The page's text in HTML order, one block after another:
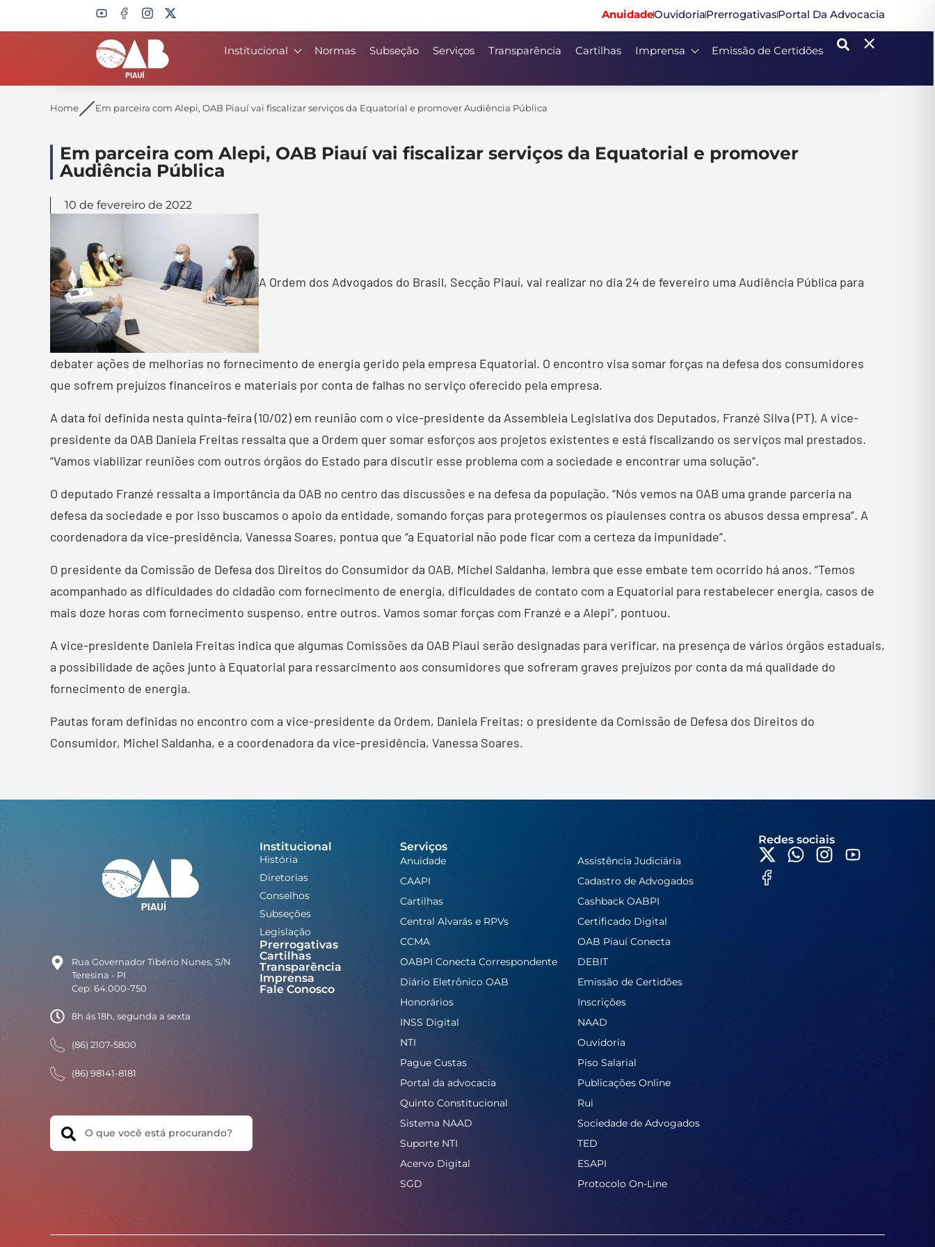
AnuidadeOuvidoriaPrerrogativasPortal Da Advocacia
Institucional Normas Subseção Serviços Transparência Cartilhas Imprensa Emissão de Certidões
Search
Home Em parceira com Alepi, OAB Piauí vai fiscalizar serviços da Equatorial e promover Audiência Pública
Em parceira com Alepi, OAB Piauí vai fiscalizar serviços da Equatorial e promover
Audiência Pública
10 de fevereiro de 2022
A Ordem dos Advogados do Brasil, Secção Piauí, vai realizar no dia 24 de fevereiro uma Audiência Pública para
debater ações de melhorias no fornecimento de energia gerido pela empresa Equatorial. O encontro visa somar forças na defesa dos consumidores
que sofrem prejuízos financeiros e materiais por conta de falhas no serviço oferecido pela empresa.
A data foi definida nesta quinta-feira (10/02) em reunião com o vice-presidente da Assembleia Legislativa dos Deputados, Franzé Silva (PT). A vice-
presidente da OAB Daniela Freitas ressalta que a Ordem quer somar esforços aos projetos existentes e está fiscalizando os serviços mal prestados.
“Vamos viabilizar reuniões com outros órgãos do Estado para discutir esse problema com a sociedade e encontrar uma solução”.
O deputado Franzé ressalta a importância da OAB no centro das discussões e na defesa da população. “Nós vemos na OAB uma grande parceria na
defesa da sociedade e por isso buscamos o apoio da entidade, somando forças para protegermos os piauienses contra os abusos dessa empresa”. A
coordenadora da vice-presidência, Vanessa Soares, pontua que “a Equatorial não pode ficar com a certeza da impunidade”.
O presidente da Comissão de Defesa dos Direitos do Consumidor da OAB, Michel Saldanha, lembra que esse embate tem ocorrido há anos. “Temos
acompanhado as dificuldades do cidadão com fornecimento de energia, dificuldades de contato com a Equatorial para restabelecer energia, casos de
mais doze horas com fornecimento suspenso, entre outros. Vamos somar forças com Franzé e a Alepi”, pontuou.
A vice-presidente Daniela Freitas indica que algumas Comissões da OAB Piaui serão designadas para verificar, na presença de vários órgãos estaduais,
a possibilidade de ações junto à Equatorial para ressarcimento aos consumidores que sofreram graves prejuízos por conta da má qualidade do
fornecimento de energia.
Pautas foram definidas no encontro com a vice-presidente da Ordem, Daniela Freitas; o presidente da Comissão de Defesa dos Direitos do
Consumidor, Michel Saldanha, e a coordenadora da vice-presidência, Vanessa Soares.
Rua Governador Tibério Nunes, S/N
Teresina - PI
Cep: 64.000-750
8h ás 18h, segunda a sexta
(86) 2107-5800
(86) 98141-8181
Search
Institucional
História
Diretorias
Conselhos
Subseções
Legislação
Prerrogativas
Cartilhas
Transparência
Imprensa
Fale Conosco
Serviços
Anuidade
Assistência Judiciária
CAAPI
Cadastro de Advogados
Cartilhas
Cashback OABPI
Central Alvarás e RPVs
Certificado Digital
CCMA
OAB Piauí Conecta
OABPI Conecta Correspondente
DEBIT
Diário Eletrônico OAB
Emissão de Certidões
Honorários
Inscrições
INSS Digital
NAAD
NTI
Ouvidoria
Pague Custas
Piso Salarial
Portal da advocacia
Publicações Online
Quinto Constitucional
Rui
Sistema NAAD
Sociedade de Advogados
Suporte NTI
TED
Acervo Digital
ESAPI
SGD
Protocolo On-Line
Redes sociais